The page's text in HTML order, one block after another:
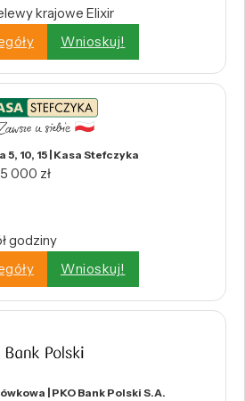
krajowe Elixir
Wnioskuj!
5, 10, 15 | Kasa Stefczyka
000 zł
godziny
Wnioskuj!
| PKO Bank Polski S.A.